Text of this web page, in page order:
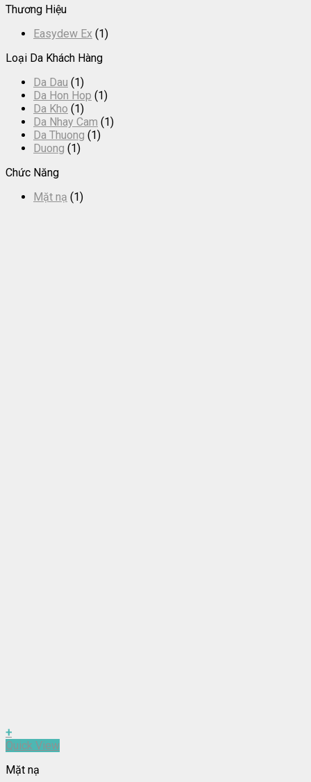
Thương Hiệu
Easydew Ex (1)
Loại Da Khách Hàng
Da Dau (1)
Da Hon Hop (1)
Da Kho (1)
Da Nhay Cam (1)
Da Thuong (1)
Duong (1)
Chức Năng
Mặt nạ (1)
+
Quick View
Mặt nạ